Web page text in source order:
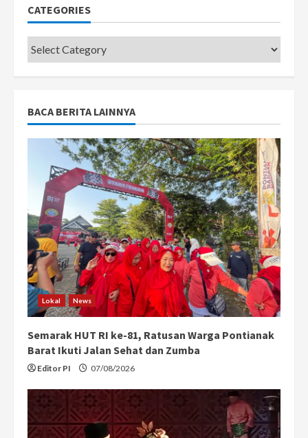
CATEGORIES
Categories
BACA BERITA LAINNYA
Lokal News
Semarak HUT RI ke-81, Ratusan Warga Pontianak
Barat Ikuti Jalan Sehat dan Zumba
Editor PI 07/08/2026